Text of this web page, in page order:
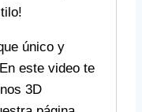
único y
este video te
3D